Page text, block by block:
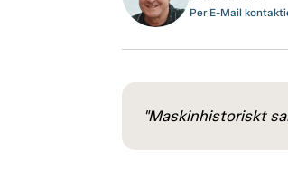
Per E-Mail
"Maskinhistoriskt